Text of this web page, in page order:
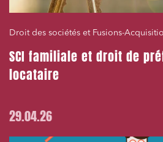
Droit des sociétés et Fusions-
SCI familiale et droit de
locataire
29.04.26